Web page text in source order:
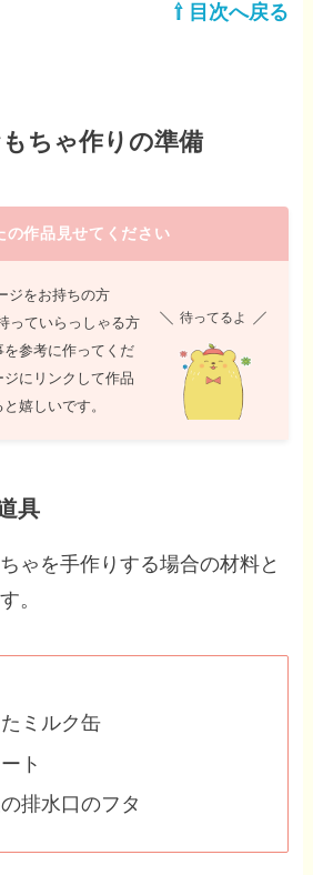
⇧ 目次へ戻る
ちゃ作りの準備
の作品見せてください
ジをお持ちの方
っていらっしゃる方
参考に作ってくだ
にリンクして作品
嬉しいです。
待ってるよ
具
ゃを手作りする場合の材料と
。
ミルク缶
ト
排水口のフタ